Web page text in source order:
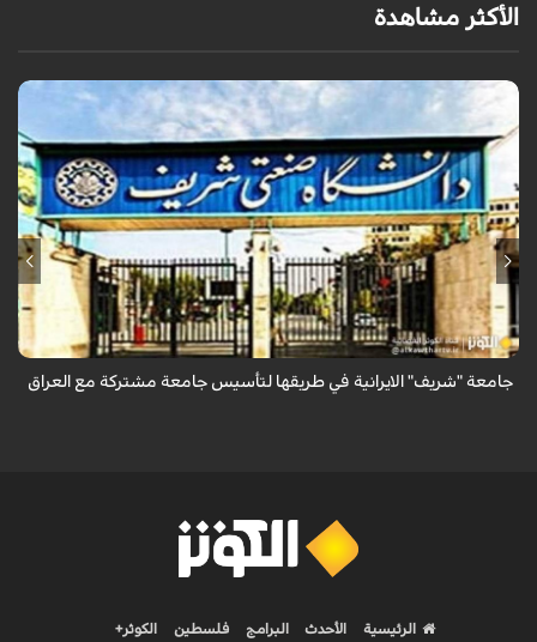
الأكثر مشاهدة
أعلن وزير العلوم الإيراني عن دراسة أكثر من 50 ألف طالب عراقي في الجامعات
الإيرانية، مشيراً إلى توقيع 180 مذكرة تفاهم علمي بين جامعات البلدين، وأن
جام...
جامعة "شريف" الايرانية في طريقها لتأسيس جامعة مشتركة مع العراق
الرئيسية الأحدث البرامج فلسطين الكوثر+